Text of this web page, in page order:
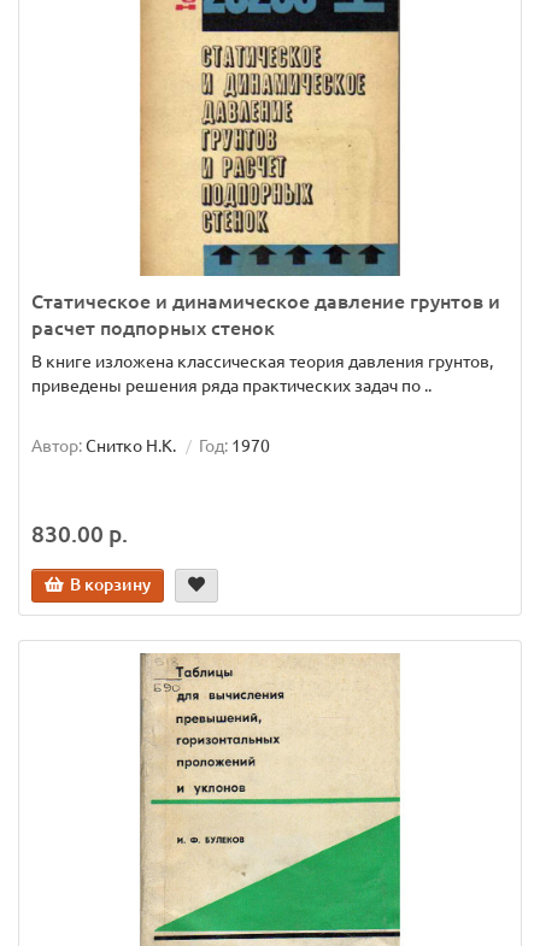
Статическое и динамическое давление грунтов и
расчет подпорных стенок
В книге изложена классическая теория давления грунтов,
приведены решения ряда практических задач по ..
Автор:Снитко Н.К. Год: 1970
830.00 р.
В корзину